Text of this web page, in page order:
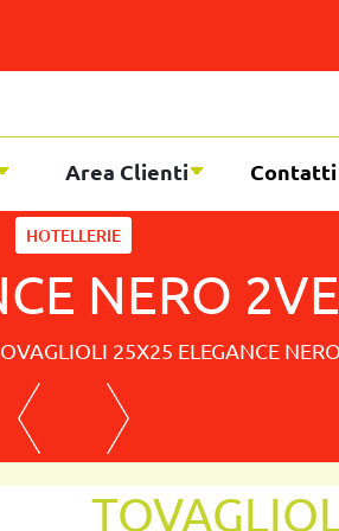
Area Clienti Contatti
HOTELLERIE
NERO
25X25 ELEGANCE